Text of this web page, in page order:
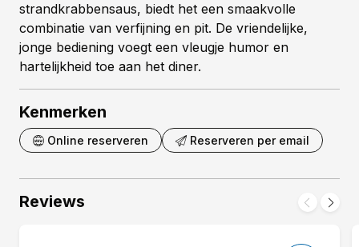
strandkrabbensaus, biedt het een smaakvolle
combinatie van verfijning en pit. De vriendelijke,
jonge bediening voegt een vleugje humor en
hartelijkheid toe aan het diner.
Kenmerken
Online reserveren Reserveren per email
Reviews